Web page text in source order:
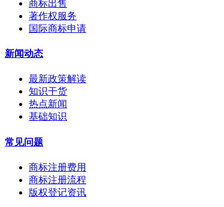
商标出售
著作权服务
国际商标申请
新闻动态
最新政策解读
知识干货
热点新闻
基础知识
常见问题
商标注册费用
商标注册流程
版权登记资讯